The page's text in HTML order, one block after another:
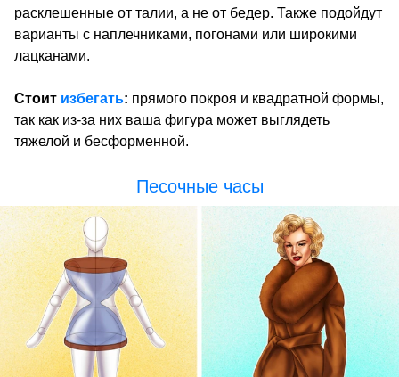
расклешенные от талии, а не от бедер. Также подойдут
варианты с наплечниками, погонами или широкими
лацканами.
Стоит избегать: прямого покроя и квадратной формы,
так как из-за них ваша фигура может выглядеть
тяжелой и бесформенной.
Песочные часы